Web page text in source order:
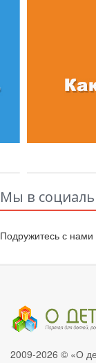
Мы в
Подружитесь с нами
2009-2026 © «О